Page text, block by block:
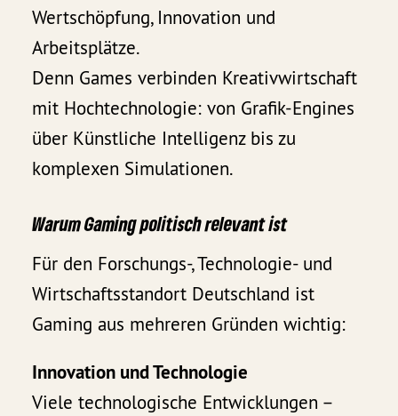
Wertschöpfung, Innovation und
Arbeitsplätze.
Denn Games verbinden Kreativwirtschaft
mit Hochtechnologie: von Grafik-Engines
über Künstliche Intelligenz bis zu
komplexen Simulationen.
Warum Gaming politisch relevant ist
Für den Forschungs-, Technologie- und
Wirtschaftsstandort Deutschland ist
Gaming aus mehreren Gründen wichtig:
Innovation und Technologie
Viele technologische Entwicklungen –